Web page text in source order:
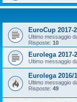
EuroCup 2017-
Ultimo messaggio
Risposte: 10
Eurolega 2017-
Ultimo messaggio
Eurolega 2016/
Ultimo messaggio
Risposte: 49